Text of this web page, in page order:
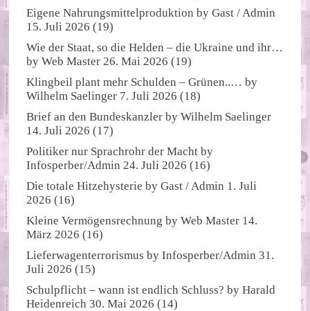
Eigene Nahrungsmittelproduktion byGast / Admin
15. Juli 2026 (19)
Wie der Staat, so die Helden – die Ukraine und ihr…
byWeb Master 26. Mai 2026 (19)
Klingbeil plant mehr Schulden – Grünen..… by
Wilhelm Saelinger 7. Juli 2026 (18)
Brief an den Bundeskanzler byWilhelm Saelinger
14. Juli 2026 (17)
Politiker nur Sprachrohr der Macht by
Infosperber/Admin 24. Juli 2026 (16)
Die totale Hitzehysterie byGast / Admin 1. Juli
2026 (16)
Kleine Vermögensrechnung byWeb Master 14.
März 2026 (16)
Lieferwagenterrorismus byInfosperber/Admin 31.
Juli 2026 (15)
Schulpflicht – wann ist endlich Schluss? byHarald
Heidenreich 30. Mai 2026 (14)